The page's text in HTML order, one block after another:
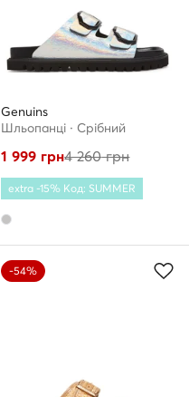
Genuins
Шльопанці · Срібний
1 999 грн4 260грн
extra -15% Код: SUMMER
-54%